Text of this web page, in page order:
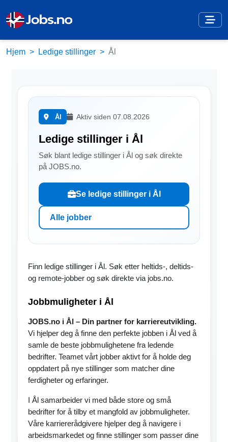
Hjem Ledige stillinger Ål
Ål Aktiv siden 07.08.2026
Ledige stillinger i Ål
Søk blant ledige stillinger i Ål og søk direkte
på JOBS.no.
Se ledige stillinger i Ål
Alle jobber
Finn ledige stillinger i Ål. Søk etter heltids-, deltids-
og remote-jobber og søk direkte via jobs.no.
Jobbmuligheter i Ål
JOBS.no i Ål – Din partner for karriereutvikling.
Vi hjelper deg å finne den perfekte jobben i Ål ved å
samle de beste jobbmulighetene fra ledende
bedrifter. Teamet vårt jobber aktivt for å holde deg
oppdatert på nye stillinger som matcher dine
ferdigheter og erfaringer.
I Ål samarbeider vi med både store og små
bedrifter for å tilby et mangfold av jobbmuligheter.
Våre karriererådgivere hjelper deg å navigere i
arbeidsmarkedet og finne stillinger som passer dine